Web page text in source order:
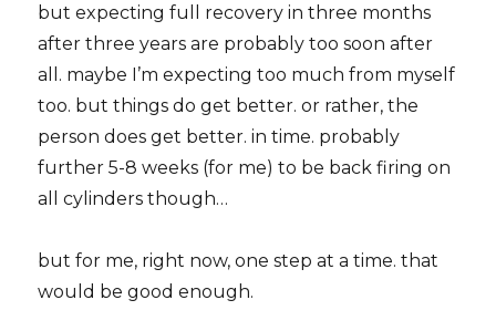
but expecting full recovery in three months
after three years are probably too soon after
all. maybe I’m expecting too much from myself
too. but things do get better. or rather, the
person does get better. in time. probably
further 5-8 weeks (for me) to be back firing on
all cylinders though…
but for me, right now, one step at a time. that
would be good enough.